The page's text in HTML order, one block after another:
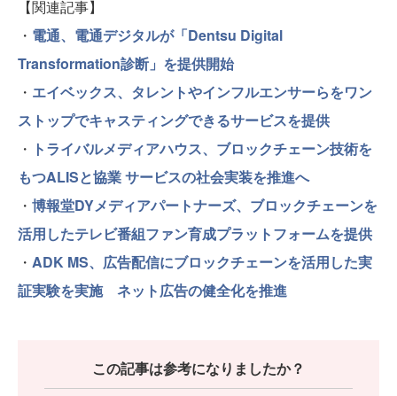
【関連記事】
・ 電通、電通デジタルが「Dentsu Digital
Transformation診断」を提供開始
・ エイベックス、タレントやインフルエンサーらをワン
ストップでキャスティングできるサービスを提供
・ トライバルメディアハウス、ブロックチェーン技術を
もつALISと協業 サービスの社会実装を推進へ
・ 博報堂DYメディアパートナーズ、ブロックチェーンを
活用したテレビ番組ファン育成プラットフォームを提供
・ ADK MS、広告配信にブロックチェーンを活用した実
証実験を実施 ネット広告の健全化を推進
この記事は参考になりましたか？